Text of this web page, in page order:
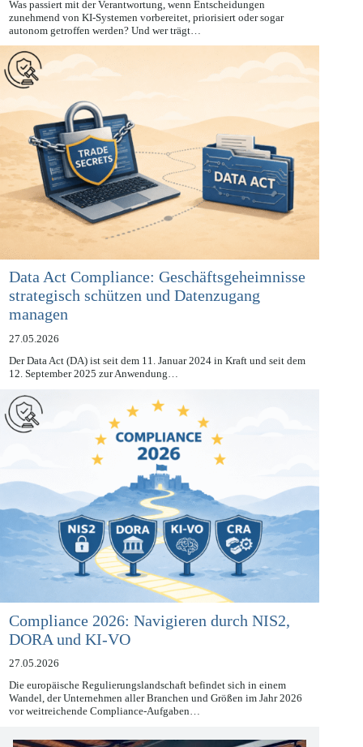
Was passiert mit der Verantwortung, wenn Entscheidungen
zunehmend von KI-Systemen vorbereitet, priorisiert oder sogar
autonom getroffen werden? Und wer trägt…
Data Act Compliance: Geschäftsgeheimnisse
strategisch schützen und Datenzugang
managen
27.05.2026
Der Data Act (DA) ist seit dem 11. Januar 2024 in Kraft und seit dem
Compliance 2026: Navigieren durch NIS2,
DORA und KI-VO
27.05.2026
Die europäische Regulierungslandschaft befindet sich in einem
Wandel, der Unternehmen aller Branchen und Größen im Jahr 2026